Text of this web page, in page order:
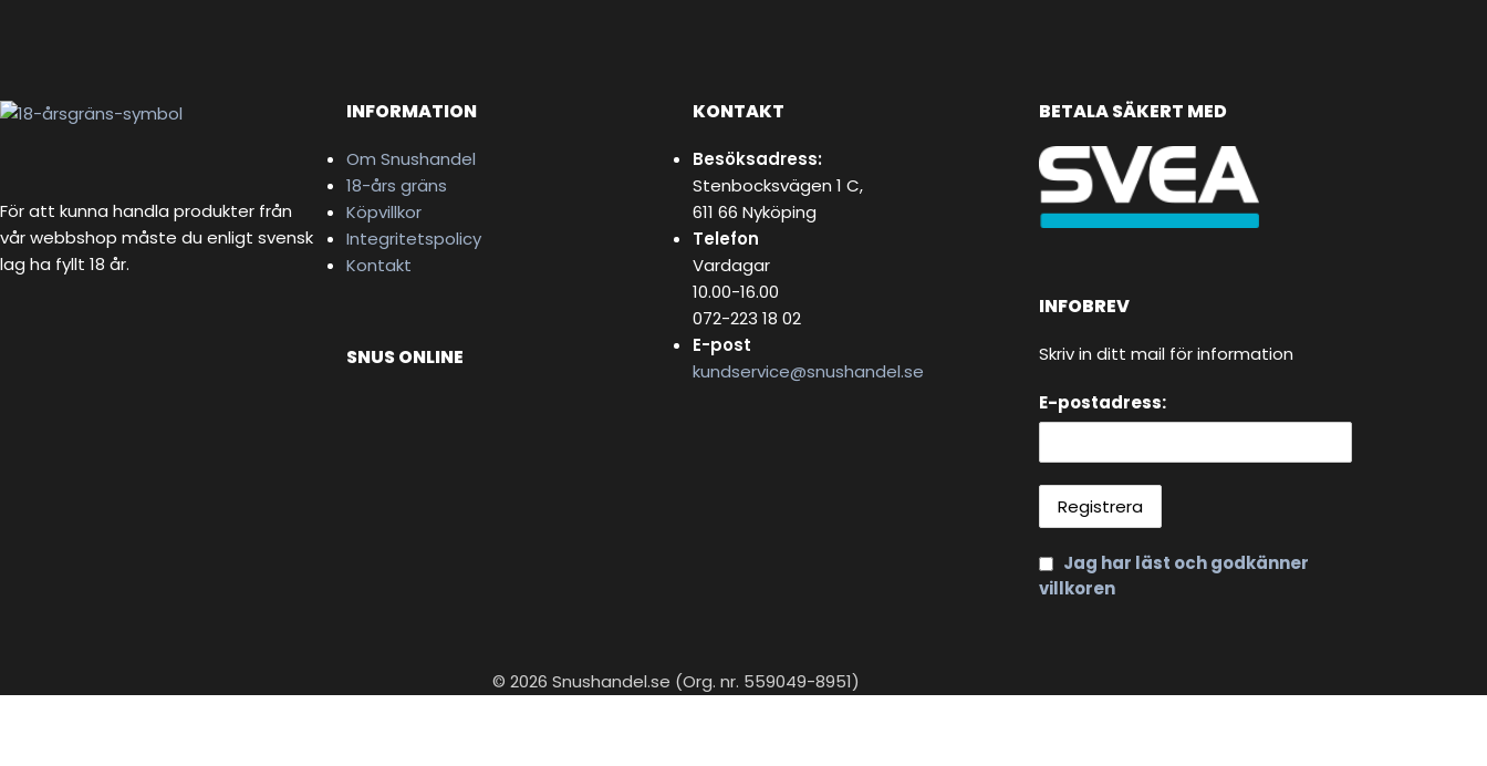
För att kunna handla produkter från
vår webbshop måste du enligt svensk
lag ha fyllt 18 år.
INFORMATION
Om Snushandel
18-års gräns
Köpvillkor
Integritetspolicy
Kontakt
SNUS ONLINE
KONTAKT
Besöksadress:
Stenbocksvägen 1 C,
611 66 Nyköping
Telefon
Vardagar
10.00-16.00
072-223 18 02
E-post
kundservice@snushandel.se
BETALA SÄKERT MED
INFOBREV
Skriv in ditt mail för information
E-postadress:
Jag har läst och godkänner
villkoren
© 2026 Snushandel.se (Org. nr. 559049-8951)